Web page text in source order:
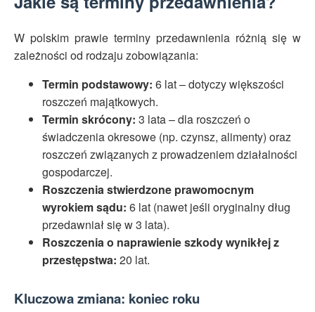
W polskim prawie terminy przedawnienia różnią się w
zależności od rodzaju zobowiązania:
Termin podstawowy: 6 lat – dotyczy większości
roszczeń majątkowych.
Termin skrócony: 3 lata – dla roszczeń o
świadczenia okresowe (np. czynsz, alimenty) oraz
roszczeń związanych z prowadzeniem działalności
gospodarczej.
Roszczenia stwierdzone prawomocnym
wyrokiem sądu: 6 lat (nawet jeśli oryginalny dług
przedawniał się w 3 lata).
Roszczenia o naprawienie szkody wynikłej z
przestępstwa: 20 lat.
Kluczowa zmiana: koniec roku